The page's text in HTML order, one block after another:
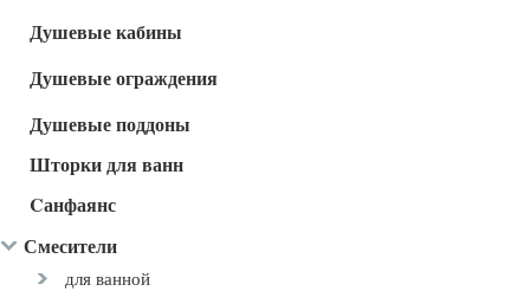
Душевые кабины
Душевые ограждения
Душевые поддоны
Шторки для ванн
Cанфаянс
Смесители
для ванной